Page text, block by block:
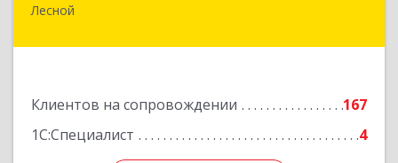
Лесной
Клиентов на сопровождении
167
1С:Специалист
4
624200, Свердловская обл, Лесной г, Сиротина